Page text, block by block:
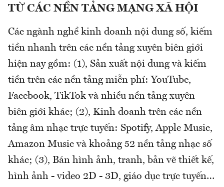
TỪ CÁC NỀN TẢNG MẠNG XÃ HỘI
Các ngành nghề kinh doanh nội dung số, kiếm
tiền nhanh trên các nền tảng xuyên biên giới
hiện nay gồm: (1), Sản xuất nội dung và kiếm
tiền trên các nền tảng miễn phí: YouTube,
Facebook, TikTok và nhiều nền tảng xuyên
biên giới khác; (2), Kinh doanh trên các nền
tảng âm nhạc trực tuyến: Spotify, Apple Music,
Amazon Music và khoảng 52 nền tảng nhạc số
khác; (3), Bán hình ảnh, tranh, bản vẽ thiết kế,
hình ảnh - video 2D - 3D, giáo dục trực tuyến…